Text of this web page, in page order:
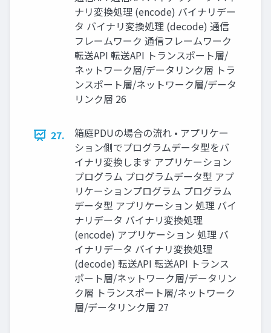
ナリ変換処理 (encode) バイナリデー
タ バイナリ変換処理 (decode) 通信
フレームワーク 通信フレームワーク
転送API 転送API トランスポート層/
ネットワーク層/データリンク層 トラ
ンスポート層/ネットワーク層/データ
リンク層 26
27.
箱庭PDUの場合の流れ • アプリケー
ション側でプログラムデータ型をバ
イナリ変換します アプリケーション
プログラム プログラムデータ型 アプ
リケーションプログラム プログラム
データ型 アプリケーション 処理 バイ
ナリデータ バイナリ変換処理
(encode) アプリケーション 処理 バ
イナリデータ バイナリ変換処理
(decode) 転送API 転送API トランス
ポート層/ネットワーク層/データリン
ク層 トランスポート層/ネットワーク
層/データリンク層 27